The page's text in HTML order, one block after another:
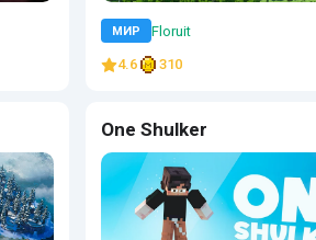
МИР Floruit
4.6 310
One Shulker